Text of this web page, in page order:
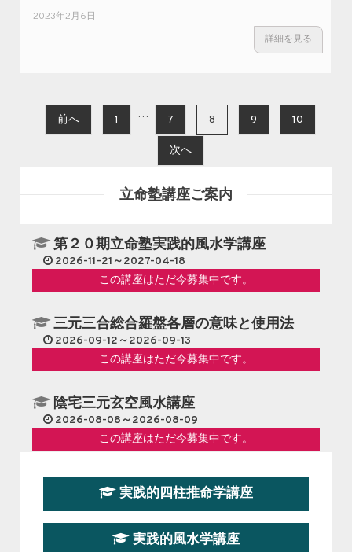
2023年2月6日
詳細を見る
投稿ナビゲーション
前へ 1 … 7 8 9 10
次へ
立命塾講座ご案内
第２０期立命塾実践的風水学講座
2026-11-21～2027-04-18
この講座はただ今募集中です。
三元三合総合羅盤各層の意味と使用法
2026-09-12～2026-09-13
この講座はただ今募集中です。
陰宅三元玄空風水講座
2026-08-08～2026-08-09
この講座はただ今募集中です。
第１９期立命塾『実践的易学講座』
2026-08-22～2026-10-25
実践的四柱推命学講座
実践的風水学講座